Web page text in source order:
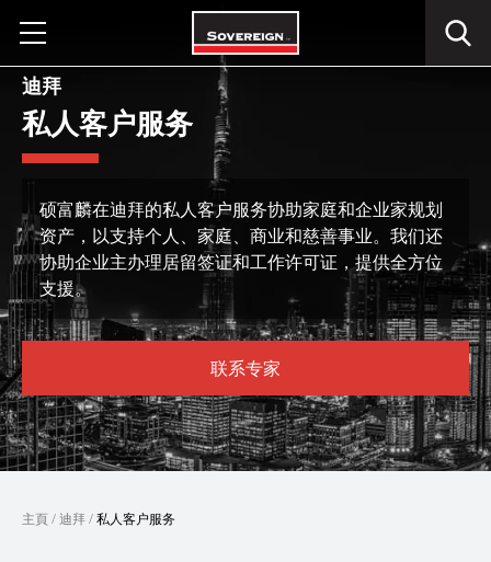
迪拜
私人客户服务
硕富麟在迪拜的私人客户服务协助家庭和企业家规划
资产，以支持个人、家庭、商业和慈善事业。我们还
协助企业主办理居留签证和工作许可证，提供全方位
支援。
联系专家
主頁/迪拜/私人客户服务